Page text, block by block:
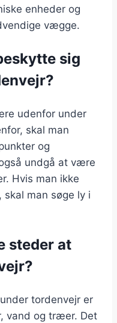
enheder og
vægge.
sig
udenfor under
skal man
og
undgå at være
Hvis man ikke
man søge ly i
steder at
tordenvejr er
vand og træer. Det